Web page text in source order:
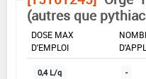
(autres que
DOSE MAX
D'EMPLOI
0,4 L/q -